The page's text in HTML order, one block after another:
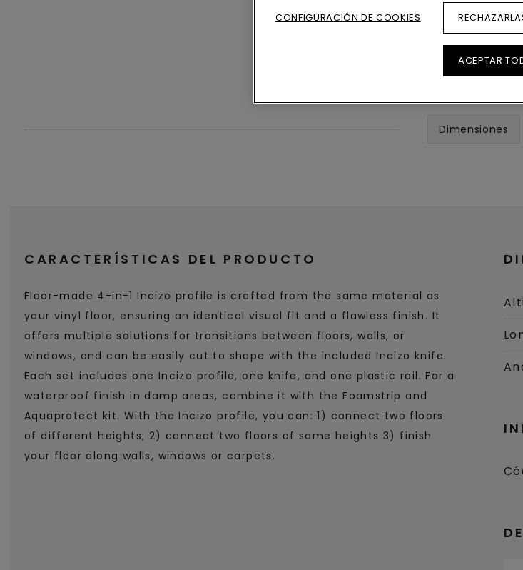
Dimensiones
CARACTERÍSTICAS DEL PRODUCTO
Floor-made 4-in-1 Incizo profile is crafted from the same material as
your vinyl floor, ensuring an identical visual fit and a flawless finish. It
offers multiple solutions for transitions between floors, walls, or
windows, and can be easily cut to shape with the included Incizo knife.
Each set includes one Incizo profile, one knife, and one plastic rail. For a
waterproof finish in damp areas, combine it with the Foamstrip and
Aquaprotect kit. With the Incizo profile, you can: 1) connect two floors
of different heights; 2) connect two floors of same heights 3) finish
your floor along walls, windows or carpets.
CONFIGURACIÓN DE COOKIES
ACEPTAR